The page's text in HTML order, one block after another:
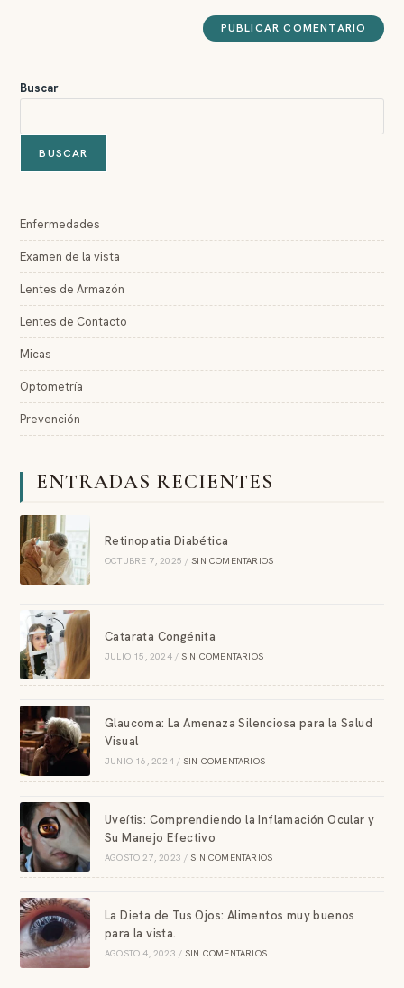
Buscar
BUSCAR
Enfermedades
Examen de la vista
Lentes de Armazón
Lentes de Contacto
Micas
Optometría
Prevención
ENTRADAS RECIENTES
Retinopatia Diabética
OCTUBRE 7, 2025 / SIN COMENTARIOS
Catarata Congénita
JULIO 15, 2024 / SIN COMENTARIOS
Glaucoma: La Amenaza Silenciosa para la Salud
Visual
JUNIO 16, 2024 / SIN COMENTARIOS
Uveítis: Comprendiendo la Inflamación Ocular y
Su Manejo Efectivo
AGOSTO 27, 2023 / SIN COMENTARIOS
La Dieta de Tus Ojos: Alimentos muy buenos
para la vista.
AGOSTO 4, 2023 / SIN COMENTARIOS